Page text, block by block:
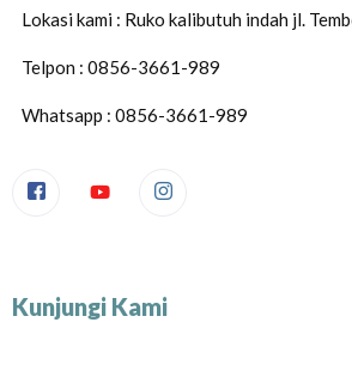
Lokasi kami : Ruko kalibutuh indah jl.
Telpon : 0856-3661-989
Whatsapp : 0856-3661-989
Kunjungi Kami